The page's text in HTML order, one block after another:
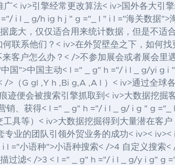
广< iv>引擎经常更改算法< iv>国外各大引
i l _ g/h ig h j " g ="_ l " i l ="海关数据">
庞大，仅仅适合用来统计数据，但是不适
联系他们？< iv>在外贸壁垒之下，如何找
客户怎么办？< />不参加展会或者展会里
国">中国 主动< l =" _ g" h ="/ i l _ g/yi g i
/>（G gl ,Y h ,Bi g,A ,A l ）< iv>通过全球
迹便会被搜索引擎抓取到 < iv>大数据挖掘
销、获得< l =" _ g" h ="/ i l _ g/ i g " g ="_
工具等）< iv>大数据挖掘得到大量潜在客
业的团队引领外贸业务的成功< iv>< iv><
l ="小语种">小语种搜索< />4 自定义搜索
过滤< />3 < l =" _ g" h ="/ i l _ g/y i g" g